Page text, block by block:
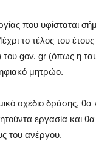
που υφίσταται
το τέλος του
gov. gr (όπως η
μητρώο.
σχέδιο δράσης,
εργασία και
του ανέργου.